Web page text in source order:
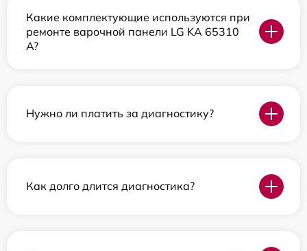
Какие комплектующие используются при
ремонте варочной панели LG KA 65310
A?
Нужно ли платить за диагностику?
Как долго длится диагностика?